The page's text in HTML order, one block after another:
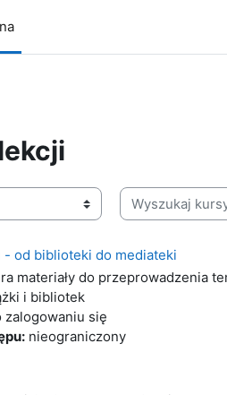
Wyszukaj kursy
od biblioteki do mediateki
materiały do przeprowadzenia
i bibliotek
zalogowaniu się
nieograniczony